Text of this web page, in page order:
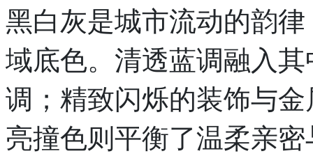
黑白灰是城市流动的韵
域底色。清透蓝调融入
调；精致闪烁的装饰与
亮撞色则平衡了温柔亲